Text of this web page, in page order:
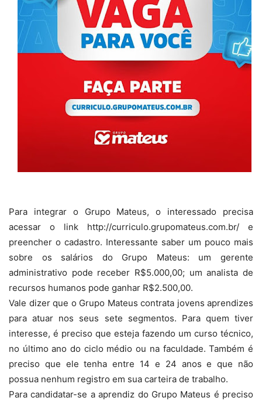
Para integrar o Grupo Mateus, o interessado precisa
acessar o link http://curriculo.grupomateus.com.br/ e
preencher o cadastro. Interessante saber um pouco mais
sobre os salários do Grupo Mateus: um gerente
administrativo pode receber R$5.000,00; um analista de
recursos humanos pode ganhar R$2.500,00.
Vale dizer que o Grupo Mateus contrata jovens aprendizes
para atuar nos seus sete segmentos. Para quem tiver
interesse, é preciso que esteja fazendo um curso técnico,
no último ano do ciclo médio ou na faculdade. Também é
preciso que ele tenha entre 14 e 24 anos e que não
possua nenhum registro em sua carteira de trabalho.
Para candidatar-se a aprendiz do Grupo Mateus é preciso